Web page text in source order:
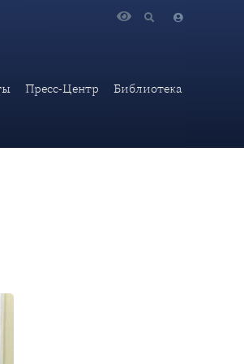
Пресс-Центр Библиотека
«Международные отношения».